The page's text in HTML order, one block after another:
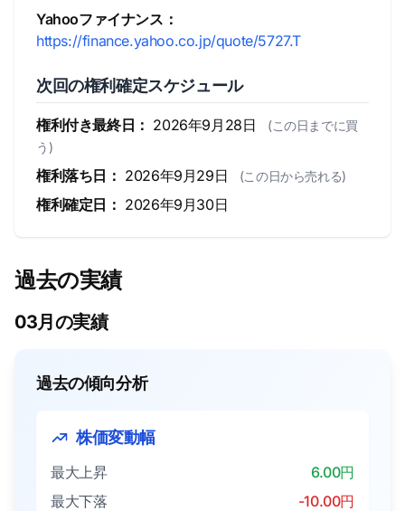
Yahooファイナンス：
https://finance.yahoo.co.jp/quote/5727.T
次回の権利確定スケジュール
権利付き最終日： 2026年9月28日
(この日までに買
う)
権利落ち日： 2026年9月29日 (この日から売れる)
権利確定日： 2026年9月30日
過去の実績
03月の実績
過去の傾向分析
株価変動幅
最大上昇
6.00円
最大下落
-10.00円